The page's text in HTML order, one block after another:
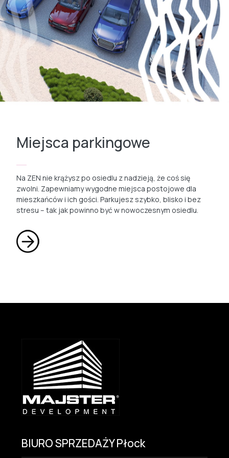
Miejsca parkingowe
Na ZEN nie krążysz po osiedlu z nadzieją, że coś się
zwolni. Zapewniamy wygodne miejsca postojowe dla
mieszkańców i ich gości. Parkujesz szybko, blisko i bez
stresu – tak jak powinno być w nowoczesnym osiedlu.
BIURO SPRZEDAŻY Płock